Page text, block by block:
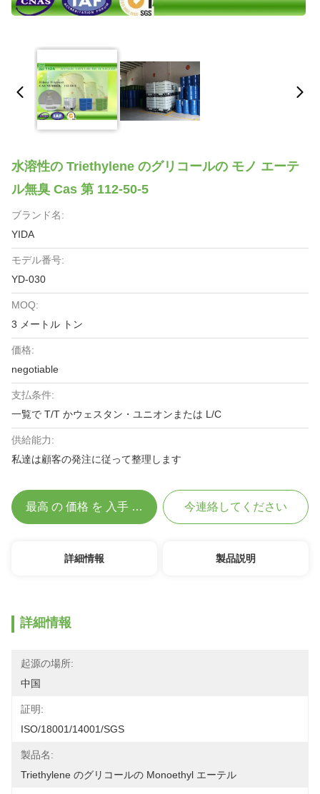
水溶性の Triethylene のグリコールの モノ エーテ
ル無臭 Cas 第 112-50-5
ブランド名:
YIDA
モデル番号:
YD-030
MOQ:
3 メートル トン
価格:
negotiable
支払条件:
一覧で T/T かウェスタン・ユニオンまたは L/C
供給能力:
私達は顧客の発注に従って整理します
最高 の 価格 を 入手 する 今連絡してください
詳細情報 製品説明
詳細情報
起源の場所:
中国
証明:
ISO/18001/14001/SGS
製品名:
Triethylene のグリコールの Monoethyl エーテル